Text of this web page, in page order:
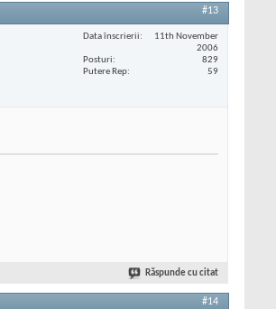
#13
Data înscrierii
11th November
2006
Posturi
829
Putere Rep
59
Răspunde cu citat
#14